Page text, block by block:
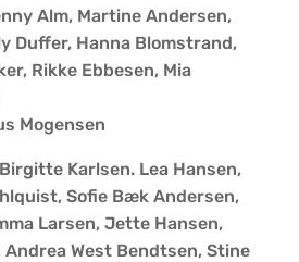
Alm, Martine Andersen,
Duffer, Hanna Blomstrand,
Rikke Ebbesen, Mia
Mogensen
Karlsen. Lea Hansen,
Sofie Bæk Andersen,
Larsen, Jette Hansen,
Andrea West Bendtsen, Stine